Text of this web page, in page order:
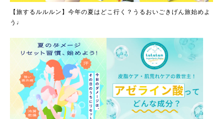
【旅するルルルン】今年の夏はどこ行く？うるおいごきげん旅始めよ
う♩